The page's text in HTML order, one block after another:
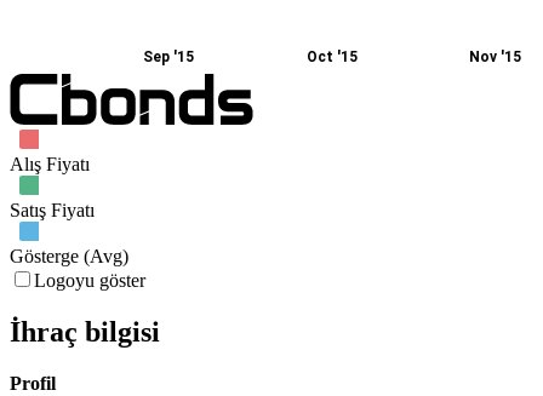
Sep '15 Oct '15 Nov '15
Alış Fiyatı
Satış Fiyatı
Gösterge (Avg)
Logoyu göster
İhraç bilgisi
Profil